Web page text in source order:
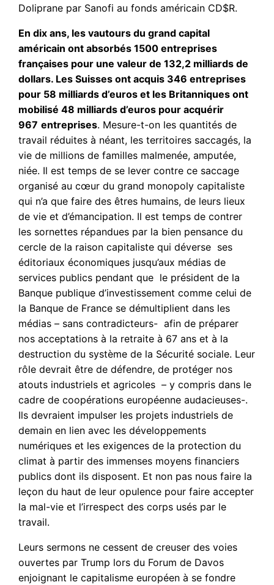
Doliprane par Sanofi au fonds américain CD$R.
En dix ans, les vautours du grand capital
américain ont absorbés 1500 entreprises
françaises pour une valeur de 132,2 milliards de
dollars. Les Suisses ont acquis 346 entreprises
pour 58 milliards d’euros et les Britanniques ont
mobilisé 48 milliards d’euros pour acquérir
967 entreprises. Mesure-t-on les quantités de
travail réduites à néant, les territoires saccagés, la
vie de millions de familles malmenée, amputée,
niée. Il est temps de se lever contre ce saccage
organisé au cœur du grand monopoly capitaliste
qui n’a que faire des êtres humains, de leurs lieux
de vie et d’émancipation. Il est temps de contrer
les sornettes répandues par la bien pensance du
cercle de la raison capitaliste qui déverse ses
éditoriaux économiques jusqu’aux médias de
services publics pendant que le président de la
Banque publique d’investissement comme celui de
la Banque de France se démultiplient dans les
médias – sans contradicteurs- afin de préparer
nos acceptations à la retraite à 67 ans et à la
destruction du système de la Sécurité sociale. Leur
rôle devrait être de défendre, de protéger nos
atouts industriels et agricoles – y compris dans le
cadre de coopérations européenne audacieuses-.
Ils devraient impulser les projets industriels de
demain en lien avec les développements
numériques et les exigences de la protection du
climat à partir des immenses moyens financiers
publics dont ils disposent. Et non pas nous faire la
leçon du haut de leur opulence pour faire accepter
la mal-vie et l’irrespect des corps usés par le
travail.
Leurs sermons ne cessent de creuser des voies
ouvertes par Trump lors du Forum de Davos
enjoignant le capitalisme européen à se fondre